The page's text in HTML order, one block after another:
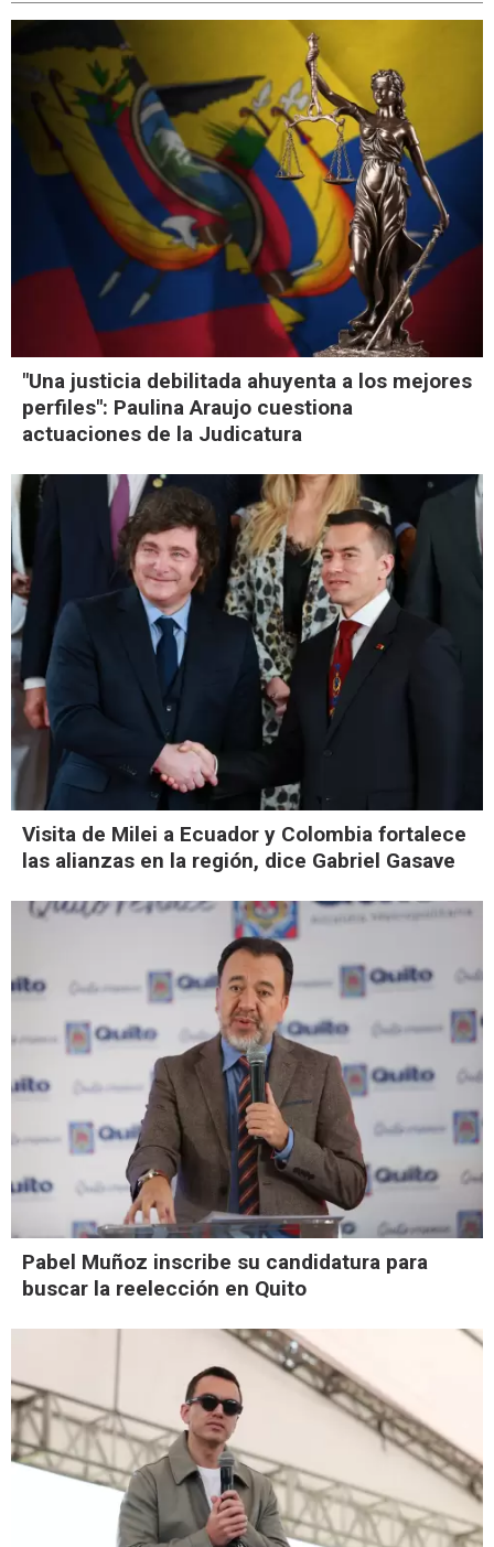
"Una justicia debilitada ahuyenta a los mejores
perfiles": Paulina Araujo cuestiona
actuaciones de la Judicatura
Visita de Milei a Ecuador y Colombia fortalece
las alianzas en la región, dice Gabriel Gasave
Pabel Muñoz inscribe su candidatura para
buscar la reelección en Quito